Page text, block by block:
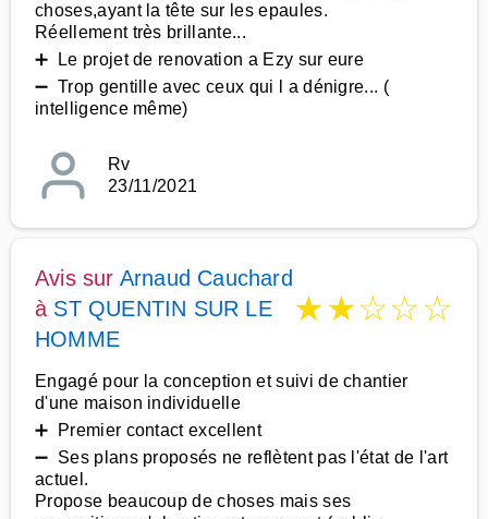
choses,ayant la tête sur les epaules.
Réellement très brillante...
➕ Le projet de renovation a Ezy sur eure
➖ Trop gentille avec ceux qui l a dénigre... (
intelligence même)
Rv
23/11/2021
Avis sur Arnaud Cauchard
à ST QUENTIN SUR LE
HOMME
★★☆☆☆
Engagé pour la conception et suivi de chantier
d'une maison individuelle
➕ Premier contact excellent
➖ Ses plans proposés ne reflètent pas l'état de l'art
actuel.
Propose beaucoup de choses mais ses